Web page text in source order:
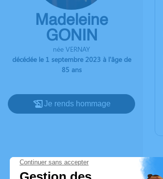
Madeleine
GONIN
née VERNAY
décédée le 1 septembre 2023 à l'âge de
85 ans
Je rends hommage